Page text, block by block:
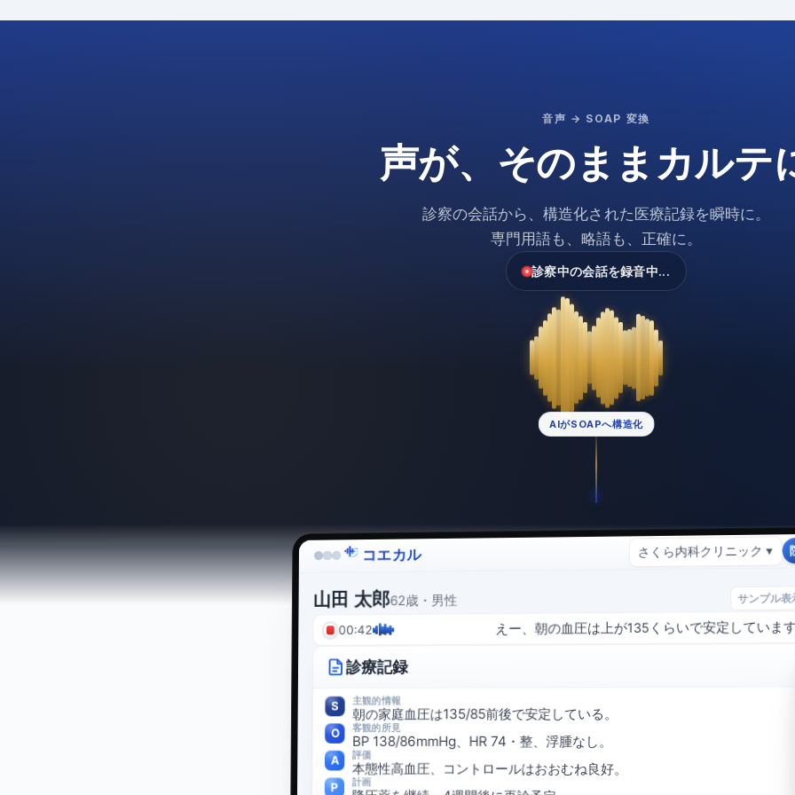
音声 → SOAP 変換
声が、 そのままカルテ
診察の会話から、構造化された医療記録を瞬時に。
専門用語も、略語も、正確に。
診察中の会話を録音中...
AIがSOAPへ構造化
コエカル さくら内科クリニック ▾
山田 太郎62歳・男性 サンプル表
00:42 えー、朝の血圧は上が135くらいで安定していま
診療記録
S 主観的情報
朝の家庭血圧は135/85前後で安定している。
O 客観的所見
BP 138/86mmHg、HR 74・整、浮腫なし。
A 評価
本態性高血圧、コントロールはおおむね良好。
P 計画